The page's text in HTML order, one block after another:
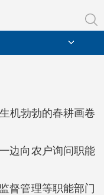
机勃勃的春耕画卷
边向农户询问职能
督管理等职能部门